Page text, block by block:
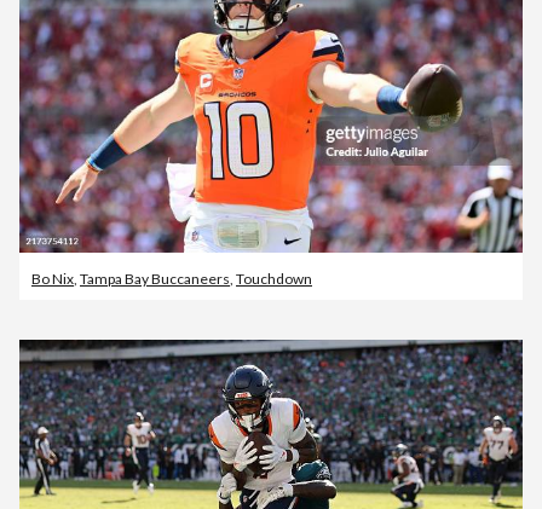
Bo Nix, Tampa Bay Buccaneers, Touchdown